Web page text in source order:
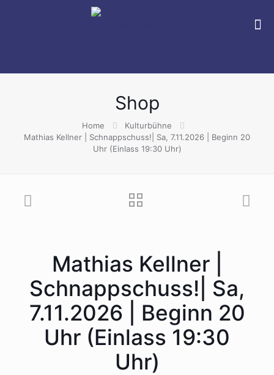
Shop
Home
Kulturbühne
Mathias Kellner | Schnappschuss!| Sa, 7.11.2026 | Beginn 20
Uhr (Einlass 19:30 Uhr)
Mathias Kellner |
Schnappschuss!| Sa,
7.11.2026 | Beginn 20
Uhr (Einlass 19:30
Uhr)